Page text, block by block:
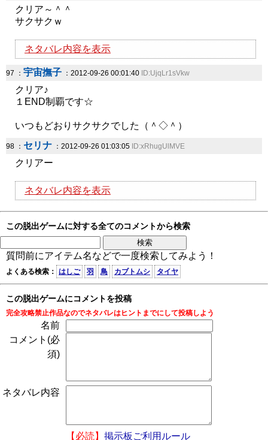
クリア～＾＾
サクサクｗ
ネタバレ内容を表示
97 ： 宇宙撫子 ：2012-09-26 00:01:40 ID:UjqLr1sVkw
クリア♪
１END制覇です☆
いつもどおりサクサクでした（＾◇＾）
98 ： セリナ ：2012-09-26 01:03:05 ID:xRhugUlMVE
クリアー
ネタバレ内容を表示
この脱出ゲームに対する全てのコメントから検索
質問前にアイテム名などで一度検索してみよう！
よくある検索： はしご 羽 鳥 カブトムシ タイヤ
この脱出ゲームにコメントを投稿
完全攻略禁止作品なのでネタバレはヒントまでにして投稿しよう
名前
コメント(必
須)
ネタバレ内容
【必読】 掲示板ご利用ルール